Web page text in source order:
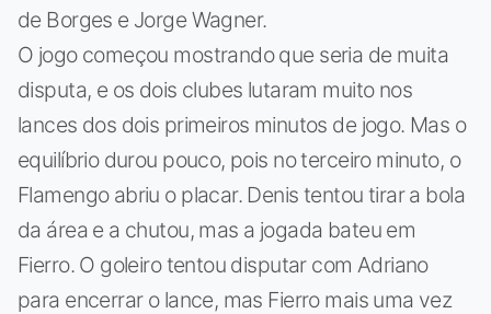
de Borges e Jorge Wagner.
O jogo começou mostrando que seria de muita
disputa, e os dois clubes lutaram muito nos
lances dos dois primeiros minutos de jogo. Mas o
equilíbrio durou pouco, pois no terceiro minuto, o
Flamengo abriu o placar. Denis tentou tirar a bola
da área e a chutou, mas a jogada bateu em
Fierro. O goleiro tentou disputar com Adriano
para encerrar o lance, mas Fierro mais uma vez